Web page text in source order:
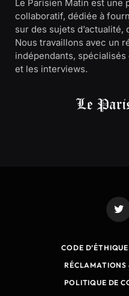
Le Parisien Matin est une
collaboratif, dédiée à
sur des sujets
Nous travaillons avec un
indépendants, spécialisés
et les interviews.
CODE
RÉCLAMATIONS
POLITIQUE DE